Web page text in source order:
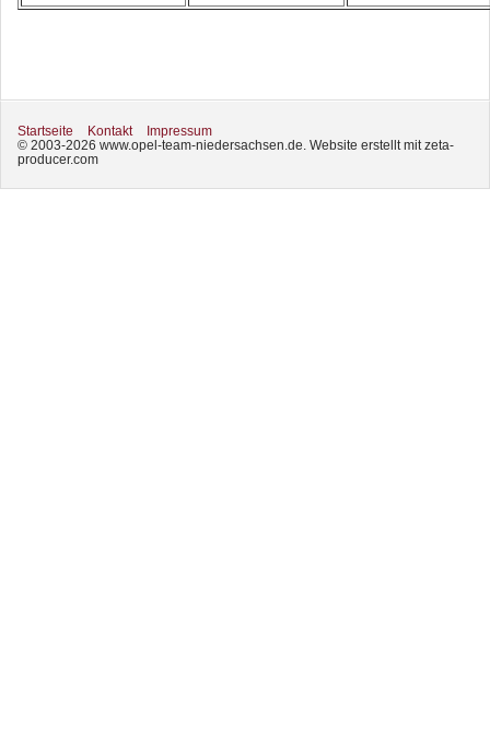
Startseite Kontakt
Impressum
© 2003-2026 www.opel-team-niedersachsen.de. Website erstellt mit zeta-
producer.com